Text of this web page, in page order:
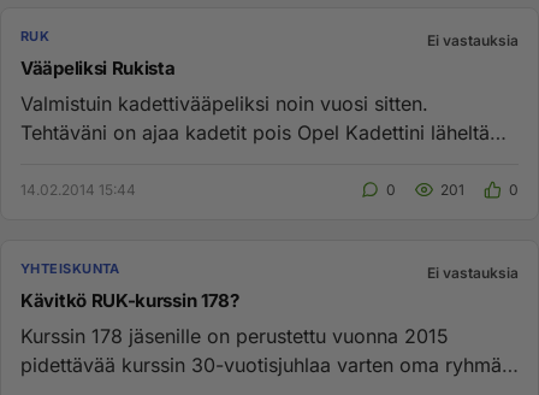
RUK Ei vastauksia
Vääpeliksi Rukista
Valmistuin kadettivääpeliksi noin vuosi sitten.
Tehtäväni on ajaa kadetit pois Opel Kadettini läheltä
14.02.2014 15:44 0 201 0
YHTEISKUNTA Ei vastauksia
Kävitkö RUK-kurssin 178?
Kurssin 178 jäsenille on perustettu vuonna 2015
pidettävää kurssin 30-vuotisjuhlaa varten oma ryhmä.